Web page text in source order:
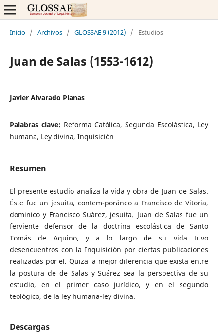
Inicio / Archivos / GLOSSAE 9 (2012) / Estudios
Juan de Salas (1553-1612)
Javier Alvarado Planas
Palabras clave: Reforma Católica, Segunda Escolástica, Ley
humana, Ley divina, Inquisición
Resumen
El presente estudio analiza la vida y obra de Juan de Salas.
Éste fue un jesuita, contem-poráneo a Francisco de Vitoria,
dominico y Francisco Suárez, jesuita. Juan de Salas fue un
ferviente defensor de la doctrina escolástica de Santo
Tomás de Aquino, y a lo largo de su vida tuvo
desencuentros con la Inquisición por ciertas publicaciones
realizadas por él. Quizá la mejor diferencia que exista entre
la postura de de Salas y Suárez sea la perspectiva de su
estudio, en el primer caso jurídico, y en el segundo
teológico, de la ley humana-ley divina.
Descargas